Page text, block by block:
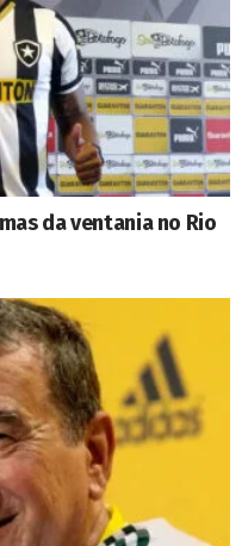
da ventania no Rio